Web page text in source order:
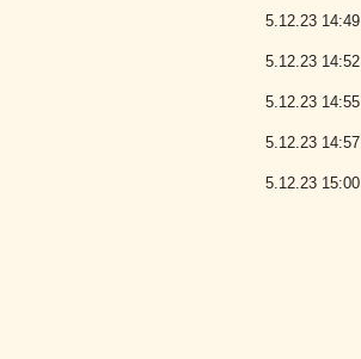
5.12.23 14:49
5.12.23 14:52
5.12.23 14:55
5.12.23 14:57
5.12.23 15:00